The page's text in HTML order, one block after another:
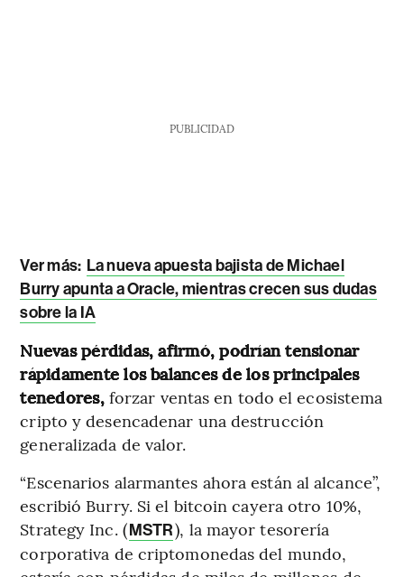
PUBLICIDAD
Ver más: La nueva apuesta bajista de Michael
Burry apunta a Oracle, mientras crecen sus dudas
sobre la IA
Nuevas pérdidas, afirmó, podrían tensionar
rápidamente los balances de los principales
tenedores,forzar ventas en todo el ecosistema
cripto y desencadenar una destrucción
generalizada de valor.
“Escenarios alarmantes ahora están al alcance”,
escribió Burry. Si el bitcoin cayera otro 10%,
Strategy Inc. (MSTR), la mayor tesorería
corporativa de criptomonedas del mundo,